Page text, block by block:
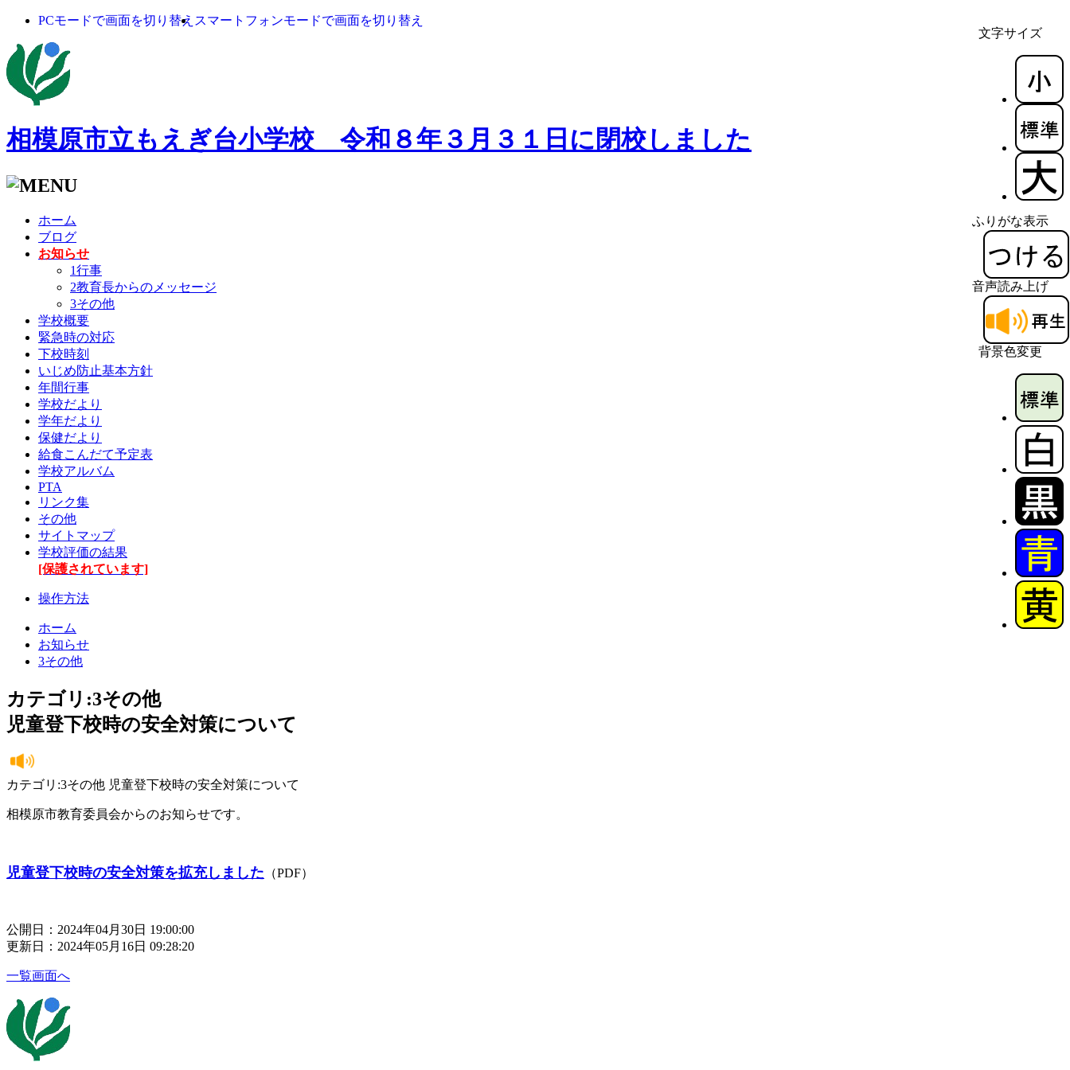
文字サイズ
ふりがな表示
音声読み上げ
背景色変更
PCモードで画面を切り替え スマートフォンモードで画面を切り替え
相模原市立もえぎ台小学校 令和８年３月３１日に閉校しました
ホーム
ブログ
お知らせ
1行事
2教育長からのメッセージ
3その他
学校概要
緊急時の対応
下校時刻
いじめ防止基本方針
年間行事
学校だより
学年だより
保健だより
給食こんだて予定表
学校アルバム
PTA
リンク集
その他
サイトマップ
学校評価の結果
[保護されています]
操作方法
ホーム
お知らせ
3その他
カテゴリ:3その他
児童登下校時の安全対策について
カテゴリ:3その他 児童登下校時の安全対策について
相模原市教育委員会からのお知らせです。
児童登下校時の安全対策を拡充しました （PDF）
公開日：2024年04月30日 19:00:00
更新日：2024年05月16日 09:28:20
一覧画面へ